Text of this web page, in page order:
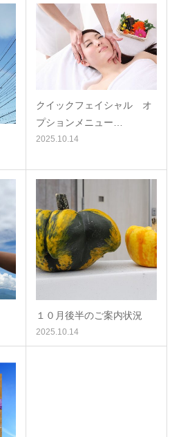
クイックフェイシャル オ
プションメニュー…
2025.10.14
１０月後半のご案内状況
2025.10.14